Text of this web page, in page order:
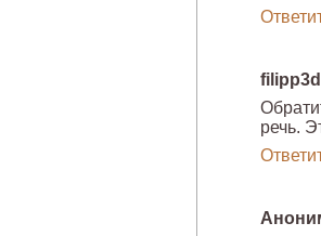
filipp3d
речь.